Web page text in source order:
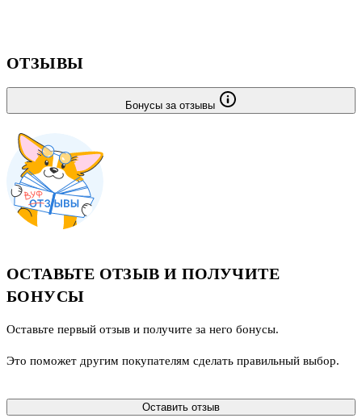
ОТЗЫВЫ
Бонусы за отзывы
ОСТАВЬТЕ ОТЗЫВ И ПОЛУЧИТЕ
БОНУСЫ
Оставьте первый отзыв и получите за него бонусы.
Это поможет другим покупателям сделать правильный выбор.
Оставить отзыв